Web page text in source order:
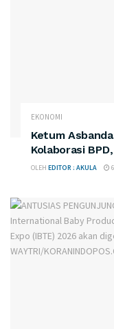
EKONOMI
Ketum
Kolaborasi
OLEH EDITOR : AKULA